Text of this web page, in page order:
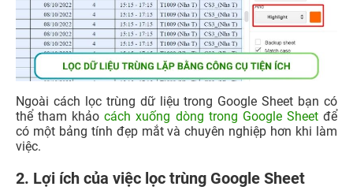
Ngoài cách lọc trùng dữ liệu trong Google Sheet bạn có
thể tham khảocách xuống dòng trong Google Sheetđể
có một bảng tính đẹp mắt và chuyên nghiệp hơn khi làm
việc.
2. Lợi ích của việc lọc trùng Google Sheet